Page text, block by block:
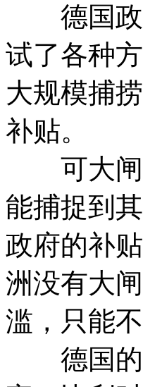
德国政
试了各种
大规模捕
补贴。
可大闸
能捕捉到
政府的补
洲没有大
滥，只能不
德国的